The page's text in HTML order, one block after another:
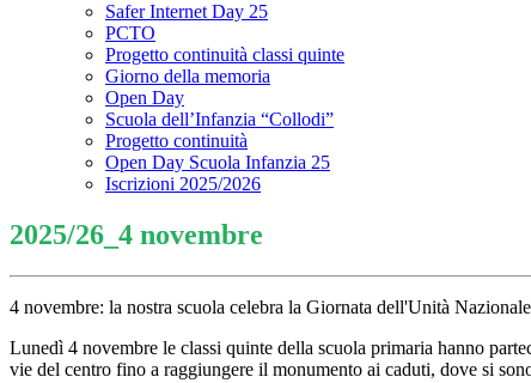
Safer Internet Day 25
PCTO
Progetto continuità classi quinte
Giorno della memoria
Open Day
Scuola dell’Infanzia “Collodi”
Progetto continuità
Open Day Scuola Infanzia 25
Iscrizioni 2025/2026
2025/26_4 novembre
4 novembre: la nostra scuola celebra la Giornata dell'Unità
Lunedì 4 novembre le classi quinte della scuola primaria hanno
vie del centro fino a raggiungere il monumento ai caduti, dove si